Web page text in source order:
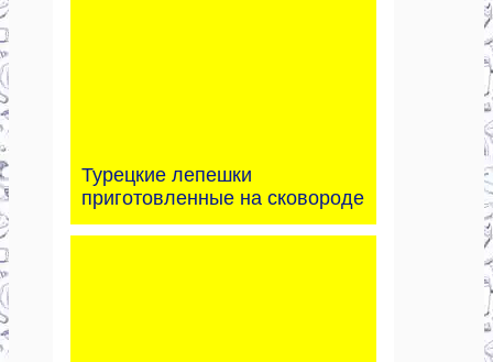
Турецкие лепешки
приготовленные на сковороде